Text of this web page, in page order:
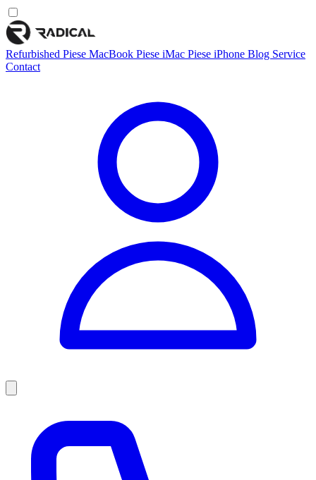
Refurbished Piese MacBook Piese iMac Piese iPhone Blog Service
Contact